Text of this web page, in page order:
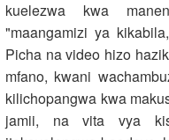
kuelezwa kwa
"maangamizi ya
Picha na video hizo
mfano, kwani
kilichopangwa kwa
jamii, na vita vya